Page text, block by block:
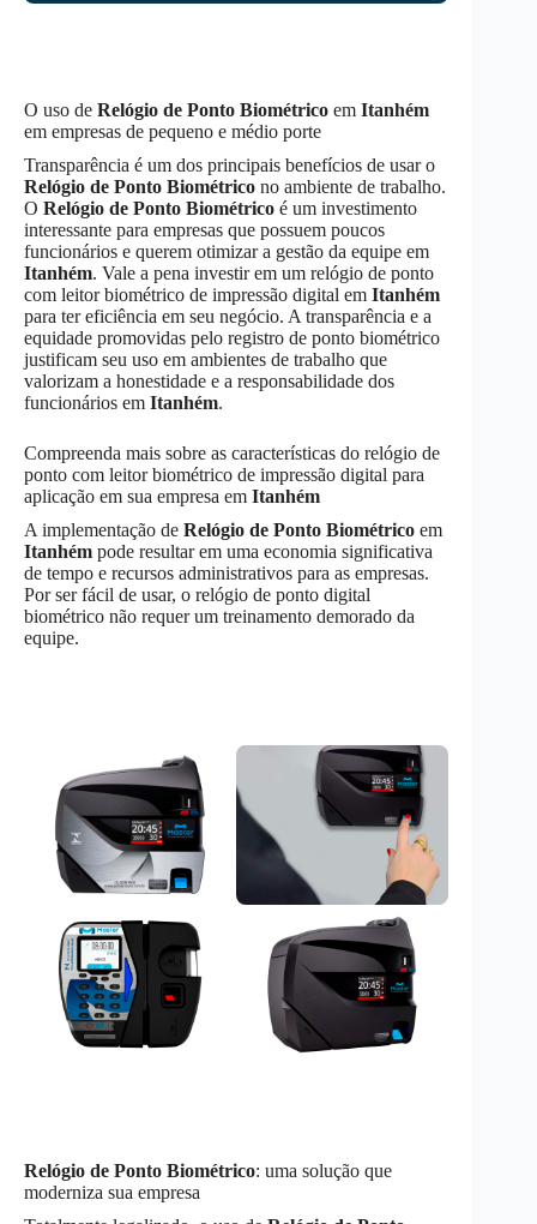
O uso de Relógio de Ponto Biométrico em Itanhém
em empresas de pequeno e médio porte
Transparência é um dos principais benefícios de usar o
Relógio de Ponto Biométrico no ambiente de trabalho.
O Relógio de Ponto Biométrico é um investimento
interessante para empresas que possuem poucos
funcionários e querem otimizar a gestão da equipe em
Itanhém. Vale a pena investir em um relógio de ponto
com leitor biométrico de impressão digital em Itanhém
para ter eficiência em seu negócio. A transparência e a
equidade promovidas pelo registro de ponto biométrico
justificam seu uso em ambientes de trabalho que
valorizam a honestidade e a responsabilidade dos
funcionários em Itanhém.
Compreenda mais sobre as características do relógio de
ponto com leitor biométrico de impressão digital para
aplicação em sua empresa em Itanhém
A implementação de Relógio de Ponto Biométrico em
Itanhém pode resultar em uma economia significativa
de tempo e recursos administrativos para as empresas.
Por ser fácil de usar, o relógio de ponto digital
biométrico não requer um treinamento demorado da
equipe.
Relógio de Ponto Biométrico: uma solução que
moderniza sua empresa